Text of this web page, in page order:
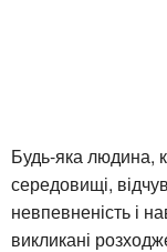
Будь-яка людина,
середовищі,
невпевненість і
викликані